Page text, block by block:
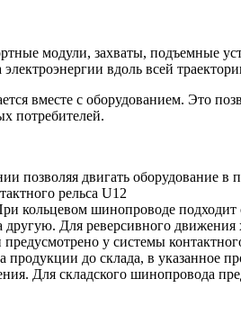
модули, захваты, подъемные
вдоль всей
вместе с оборудованием. Это
потребителей.
двигать оборудование в
рельса U12
кольцевом шинопроводе
Для реверсивного движения
у системы
до склада, в указанное
Для складского шинопровода